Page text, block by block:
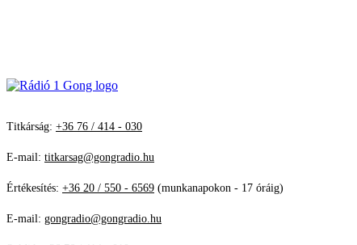
Titkárság: +36 76 / 414 - 030
E-mail: titkarsag@gongradio.hu
Értékesítés: +36 20 / 550 - 6569 (munkanapokon - 17 óráig)
E-mail: gongradio@gongradio.hu